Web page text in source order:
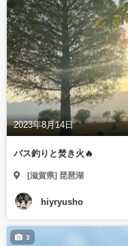
2023年8月14日
バス釣りと焚き火🔥
[滋賀県] 琵琶湖
hiyryusho
3